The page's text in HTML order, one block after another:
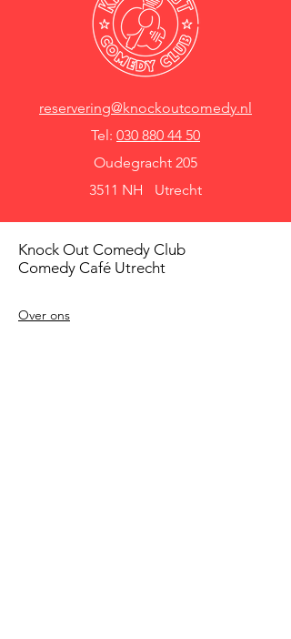
reservering@knockoutcomedy.nl
Tel: 030 880 44 50
Oudegracht 205
3511 NH Utrecht
Knock Out Comedy Club
Comedy Café Utrecht
Over ons